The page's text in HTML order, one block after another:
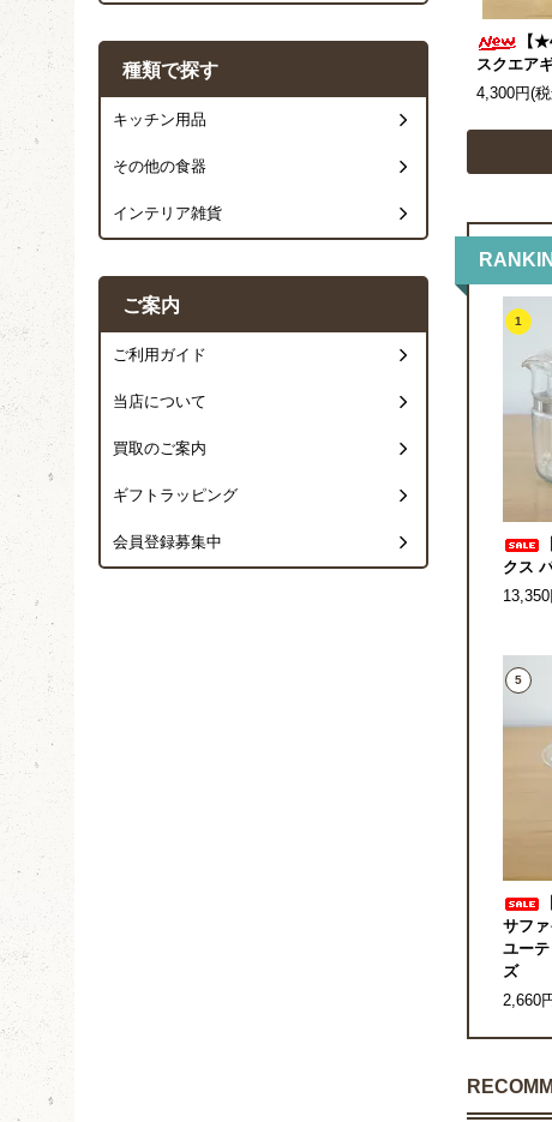
【
スクエア
4,300円(
1
クス
5
サフ
ユー
ズ
2,660
種類で探す
キッチン用品
その他の食器
インテリア雑貨
ご案内
ご利用ガイド
当店について
買取のご案内
ギフトラッピング
会員登録募集中